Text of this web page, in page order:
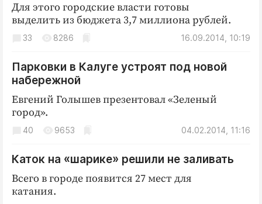
Для этого городские власти готовы
выделить из бюджета 3,7 миллиона рублей.
16.09.2014, 10:19
33 8286
Парковки в Калуге устроят под новой
набережной
Евгений Голышев презентовал «Зеленый
город».
04.02.2014, 11:16
40 9653
Каток на «шарике» решили не заливать
Всего в городе появится 27 мест для
катания.